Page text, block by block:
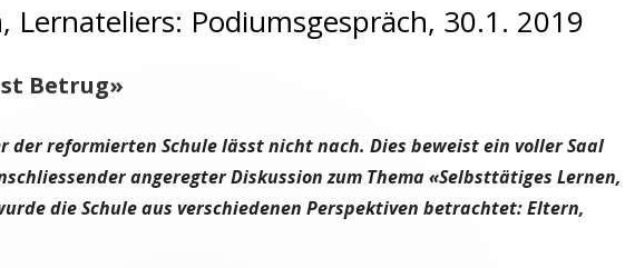
Lernateliers: Podiumsgespräch, 30.1. 2019
Betrug»
der reformierten Schule lässt nicht nach. Dies beweist ein voller Saal
angeregter Diskussion zum Thema «Selbsttätiges Lernen,
die Schule aus verschiedenen Perspektiven betrachtet: Eltern,